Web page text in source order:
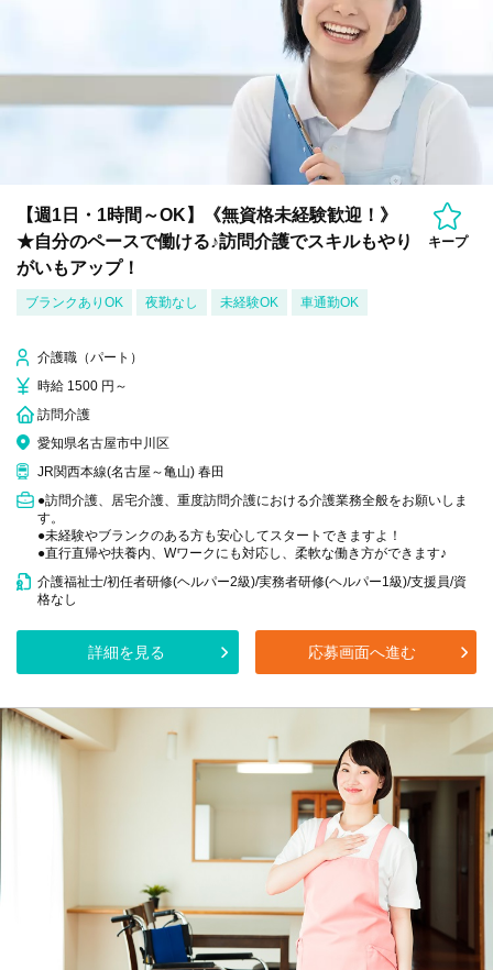
【週1日・1時間～OK】《無資格未経験歓迎！》
★自分のペースで働ける♪訪問介護でスキルもやり
がいもアップ！
キープ
ブランクありOK 夜勤なし 未経験OK 車通勤OK
介護職（パート）
時給 1500 円～
訪問介護
愛知県名古屋市中川区
JR関西本線(名古屋～亀山) 春田
●訪問介護、居宅介護、重度訪問介護における介護業務全般をお願いしま
す。
●未経験やブランクのある方も安心してスタートできますよ！
●直行直帰や扶養内、Wワークにも対応し、柔軟な働き方ができます♪
介護福祉士/初任者研修(ヘルパー2級)/実務者研修(ヘルパー1級)/支援員/資
格なし
詳細を見る 応募画面へ進む